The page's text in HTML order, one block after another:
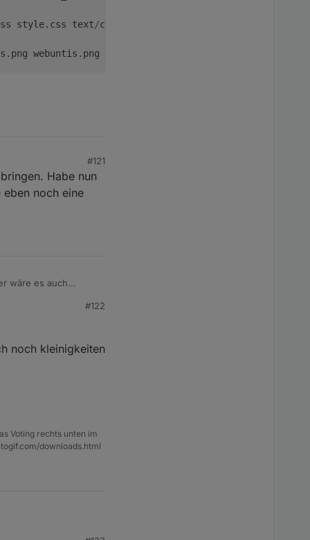
style.css text/css
webuntis.png image
#121
Habe nun
noch eine
wäre es auch
Script so
:)
#122
noch kleinigkeiten
Voting rechts unten im
downloads.html